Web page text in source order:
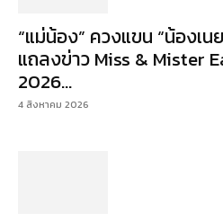
“แม่น้อง” ควงแขน “น้องเ
แถลงข่าว Miss & Mister
2026...
4 สิงหาคม 2026